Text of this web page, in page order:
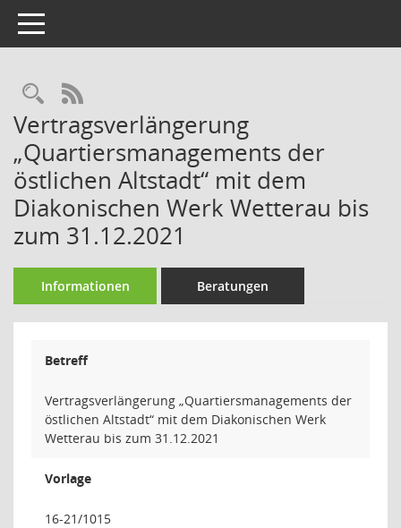
Toggle navigation
Rechercheauswahl
RSS-Feed
Vertragsverlängerung
„Quartiersmanagements der
östlichen Altstadt“ mit dem
Diakonischen Werk Wetterau bis
zum 31.12.2021
Informationen Beratungen
Betreff
Vertragsverlängerung „Quartiersmanagements der
östlichen Altstadt“ mit dem Diakonischen Werk
Wetterau bis zum 31.12.2021
Vorlage
16-21/1015